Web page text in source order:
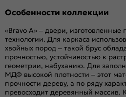
Особенности коллекции
«Bravo A» – двери, изготовленные
технологии. Для каркаса
хвойных пород – такой брус
прочностью, устойчивостью к
геометрии, набуханию. Для
МДФ высокой плотности – этот
прочности дереву, а по ряду
превосходит деревянный массив.